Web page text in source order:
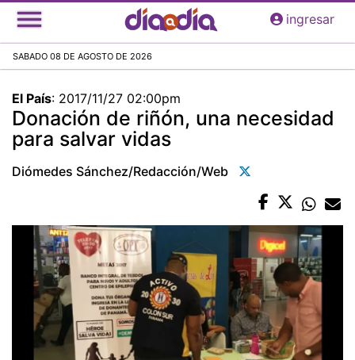
Pasar
al
principal
ingresar
SABADO 08 DE AGOSTO DE 2026
El País: 2017/11/27 02:00pm
Donación de riñón, una necesidad
para salvar vidas
Diómedes Sánchez/redacción/web